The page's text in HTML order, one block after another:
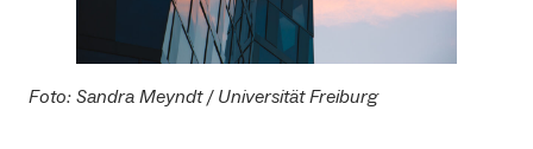
Foto: Sandra Meyndt / Universität Freiburg